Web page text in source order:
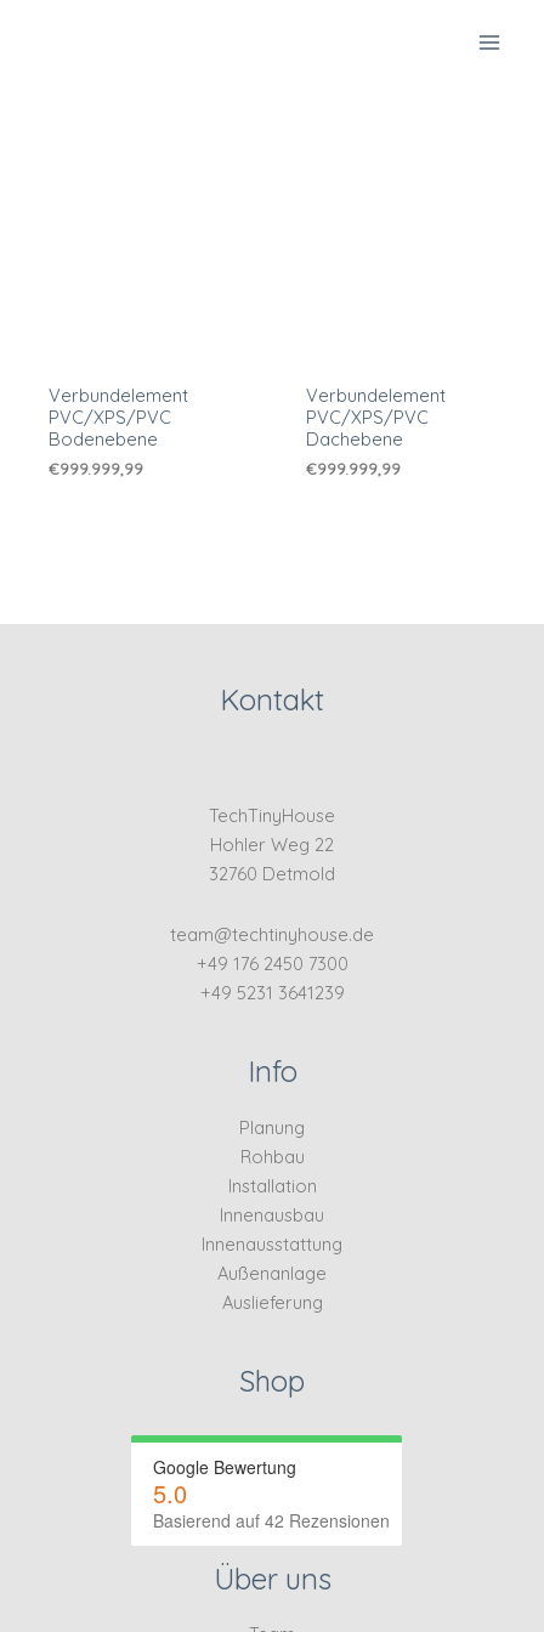
Verbundelement
PVC/XPS/PVC
Bodenebene
€999.999,99
Verbundelement
PVC/XPS/PVC
Dachebene
€999.999,99
Kontakt
TechTinyHouse
Hohler Weg 22
32760 Detmold
team@techtinyhouse.de
+49 176 2450 7300
+49 5231 3641239
Info
Planung
Rohbau
Installation
Innenausbau
Innenausstattung
Außenanlage
Auslieferung
Shop
Google Bewertung
5.0
Basierend auf 42 Rezensionen
Über uns